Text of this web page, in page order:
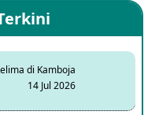
di Kamboja
14 Jul 2026